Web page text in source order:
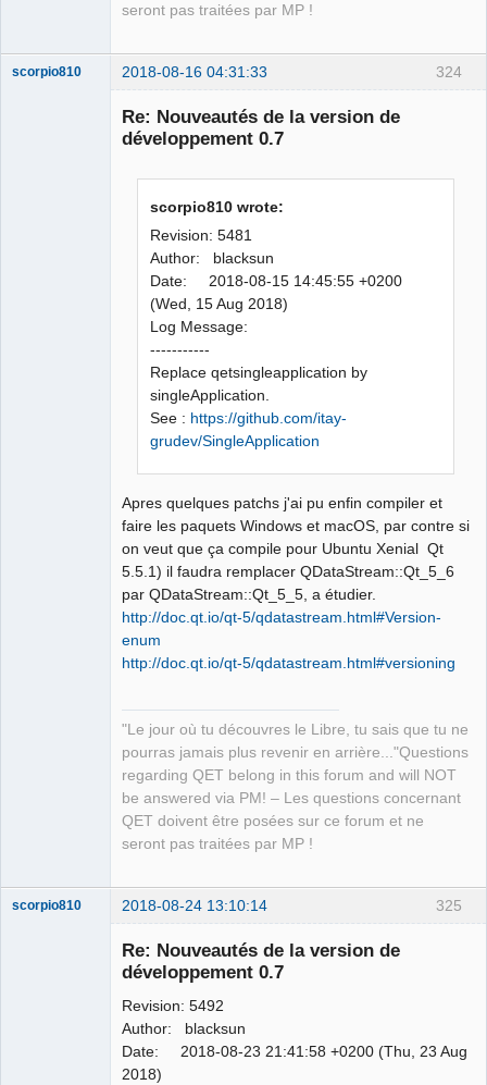
seront pas traitées par MP !
324
scorpio810 2018-08-16 04:31:33
Re: Nouveautés de la version de
développement 0.7
scorpio810 wrote:
Revision: 5481
Author: blacksun
Date: 2018-08-15 14:45:55 +0200
(Wed, 15 Aug 2018)
Log Message:
-----------
Replace qetsingleapplication by
singleApplication.
See : https://github.com/itay-
grudev/SingleApplication
Apres quelques patchs j'ai pu enfin compiler et
faire les paquets Windows et macOS, par contre si
on veut que ça compile pour Ubuntu Xenial Qt
5.5.1) il faudra remplacer QDataStream::Qt_5_6
par QDataStream::Qt_5_5, a étudier.
http://doc.qt.io/qt-5/qdatastream.html#Version-
enum
http://doc.qt.io/qt-5/qdatastream.html#versioning
"Le jour où tu découvres le Libre, tu sais que tu ne
pourras jamais plus revenir en arrière..."Questions
regarding QET belong in this forum and will NOT
be answered via PM! – Les questions concernant
QET doivent être posées sur ce forum et ne
seront pas traitées par MP !
325
scorpio810 2018-08-24 13:10:14
Re: Nouveautés de la version de
développement 0.7
Revision: 5492
Author: blacksun
Date: 2018-08-23 21:41:58 +0200 (Thu, 23 Aug
2018)